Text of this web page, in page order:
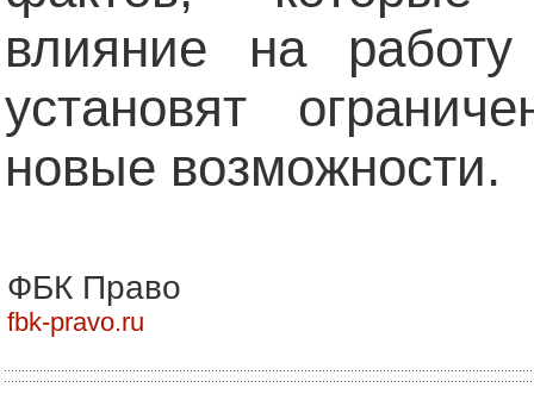
влияние на
установят
новые возможности.
ФБК Право
fbk-pravo.ru